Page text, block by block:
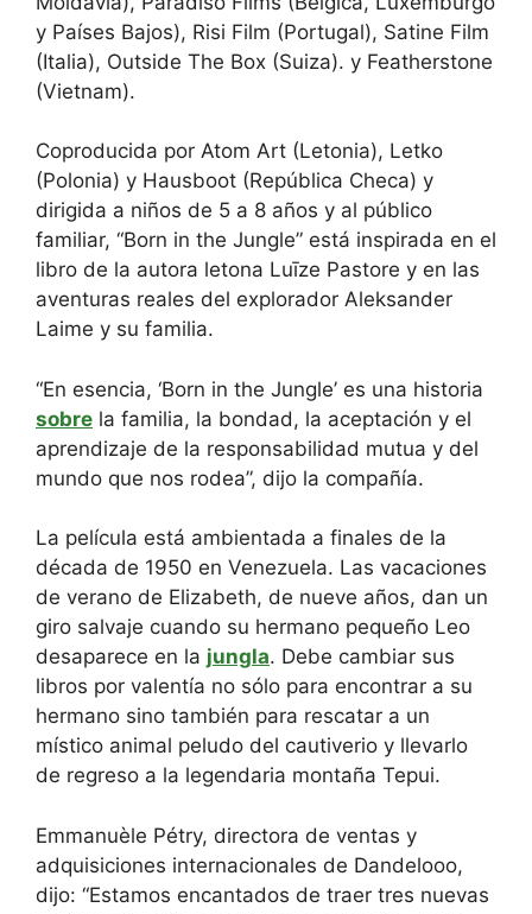
y Países Bajos), Risi Film (Portugal), Satine Film
(Italia), Outside The Box (Suiza). y Featherstone
(Vietnam).
Coproducida por Atom Art (Letonia), Letko
(Polonia) y Hausboot (República Checa) y
dirigida a niños de 5 a 8 años y al público
familiar, “Born in the Jungle” está inspirada en el
libro de la autora letona Luīze Pastore y en las
aventuras reales del explorador Aleksander
Laime y su familia.
“En esencia, ‘Born in the Jungle’ es una historia
sobre la familia, la bondad, la aceptación y el
aprendizaje de la responsabilidad mutua y del
mundo que nos rodea”, dijo la compañía.
La película está ambientada a finales de la
década de 1950 en Venezuela. Las vacaciones
de verano de Elizabeth, de nueve años, dan un
giro salvaje cuando su hermano pequeño Leo
desaparece en la jungla. Debe cambiar sus
libros por valentía no sólo para encontrar a su
hermano sino también para rescatar a un
místico animal peludo del cautiverio y llevarlo
de regreso a la legendaria montaña Tepui.
Emmanuèle Pétry, directora de ventas y
adquisiciones internacionales de Dandelooo,
dijo: “Estamos encantados de traer tres nuevas